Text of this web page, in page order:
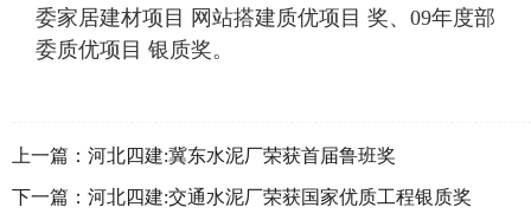
委家居建材项目 网站搭建质优项目 奖、09年度部
委质优项目 银质奖。
上一篇： 河北四建:冀东水泥厂荣获首届鲁班奖
下一篇： 河北四建:交通水泥厂荣获国家优质工程银质奖